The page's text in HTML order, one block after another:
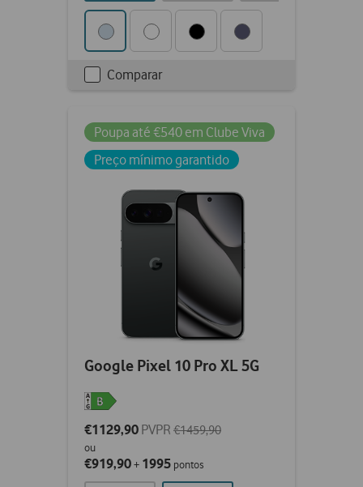
Checkbox
Comparar
Poupa até €540 em Clube Viva
Preço mínimo garantido
Google Pixel 10 Pro XL 5G
€1129,90 PVPR €1459,90
ou
€919,90+ 1995 pontos